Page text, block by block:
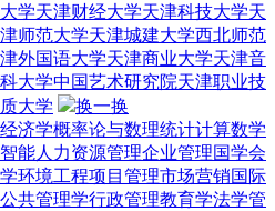
学天津财经大学天津科技大学天
师范大学天津城建大学西北师范
外国语大学天津商业大学天津音
大学中国艺术研究院天津职业技
大学
换一换
经济学概率论与数理统计计算数学
能人力资源管理企业管理国学会
环境工程项目管理市场营销国际
公共管理学行政管理教育学法学管